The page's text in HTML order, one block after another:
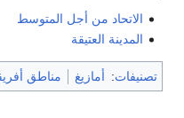
الاتحاد من أجل المتوسط
المدينة العتيقة
تصنيفات: أمازيغ مناطق